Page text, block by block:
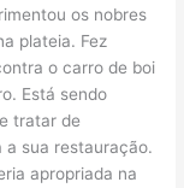
os nobres
plateia. Fez
o carro de boi
Está sendo
tratar de
a sua restauração.
apropriada na